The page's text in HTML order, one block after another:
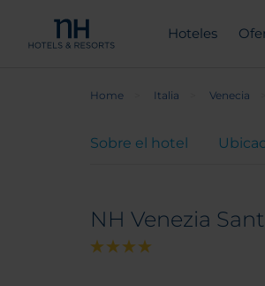
Hoteles
Home Italia Venecia
Sobre el hotel
NH Venezia